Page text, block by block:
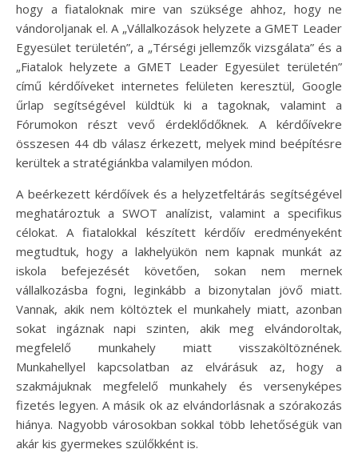
hogy a fiataloknak mire van szüksége ahhoz, hogy ne
vándoroljanak el. A „Vállalkozások helyzete a GMET Leader
Egyesület területén”, a „Térségi jellemzők vizsgálata” és a
„Fiatalok helyzete a GMET Leader Egyesület területén”
című kérdőíveket internetes felületen keresztül, Google
űrlap segítségével küldtük ki a tagoknak, valamint a
Fórumokon részt vevő érdeklődőknek. A kérdőívekre
összesen 44 db válasz érkezett, melyek mind beépítésre
kerültek a stratégiánkba valamilyen módon.
A beérkezett kérdőívek és a helyzetfeltárás segítségével
meghatároztuk a SWOT analízist, valamint a specifikus
célokat. A fiatalokkal készített kérdőív eredményeként
megtudtuk, hogy a lakhelyükön nem kapnak munkát az
iskola befejezését követően, sokan nem mernek
vállalkozásba fogni, leginkább a bizonytalan jövő miatt.
Vannak, akik nem költöztek el munkahely miatt, azonban
sokat ingáznak napi szinten, akik meg elvándoroltak,
megfelelő munkahely miatt visszaköltöznének.
Munkahellyel kapcsolatban az elvárásuk az, hogy a
szakmájuknak megfelelő munkahely és versenyképes
fizetés legyen. A másik ok az elvándorlásnak a szórakozás
hiánya. Nagyobb városokban sokkal több lehetőségük van
akár kis gyermekes szülőkként is.